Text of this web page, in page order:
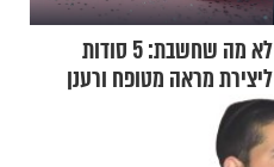
לא מה שחשבת: 5 סודות
ליצירת מראה מטופח ורענן